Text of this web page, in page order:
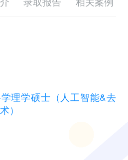
理学硕士（人工智能&去
）